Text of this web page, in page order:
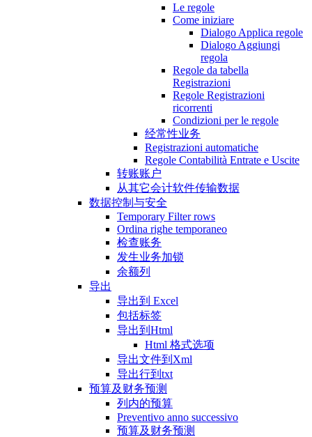
Le regole
Come iniziare
Dialogo Applica regole
Dialogo Aggiungi
regola
Regole da tabella
Registrazioni
Regole Registrazioni
ricorrenti
Condizioni per le regole
经常性业务
Registrazioni automatiche
Regole Contabilità Entrate e Uscite
转账账户
从其它会计软件传输数据
数据控制与安全
Temporary Filter rows
Ordina righe temporaneo
检查账务
发生业务加锁
余额列
导出
导出到 Excel
包括标签
导出到Html
Html 格式选项
导出文件到Xml
导出行到txt
预算及财务预测
列内的预算
Preventivo anno successivo
预算及财务预测